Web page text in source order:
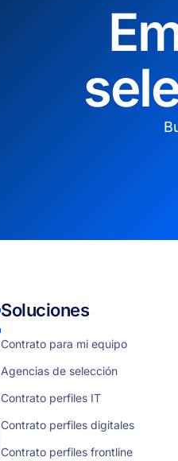
Soluciones
Contrato para mi equipo
Agencias de selección
Contrato perfiles IT
Contrato perfiles digitales
Contrato perfiles frontline